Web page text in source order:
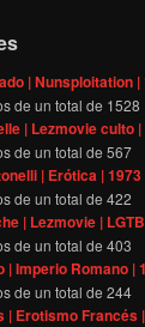
| Nunsploitation |
de un total de 1528
| Lezmovie culto |
de un total de567
| Erótica | 1973
de un total de422
| Lezmovie |
de un total de403
| Imperio Romano |
de un total de244
| Erotismo Francés